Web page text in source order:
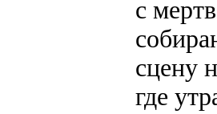
с
сцену
где